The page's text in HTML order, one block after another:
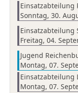
Einsatzabteilung
Sonntag, 30.
Einsatzabteilung
Freitag, 04.
Jugend
Montag, 07.
Einsatzabteilung
Montag, 07.